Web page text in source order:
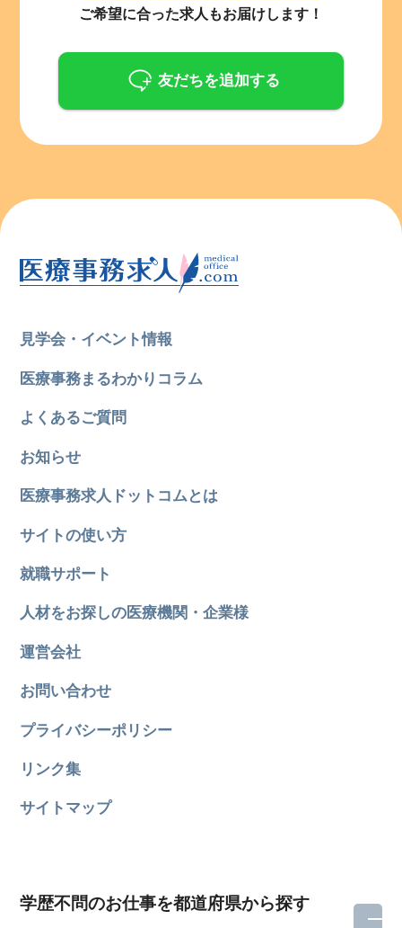
ご希望に合った求人もお届けします！
友だちを追加する
見学会・イベント情報
医療事務まるわかりコラム
よくあるご質問
お知らせ
医療事務求人ドットコムとは
サイトの使い方
就職サポート
人材をお探しの医療機関・企業様
運営会社
お問い合わせ
プライバシーポリシー
リンク集
サイトマップ
学歴不問のお仕事を都道府県から探す